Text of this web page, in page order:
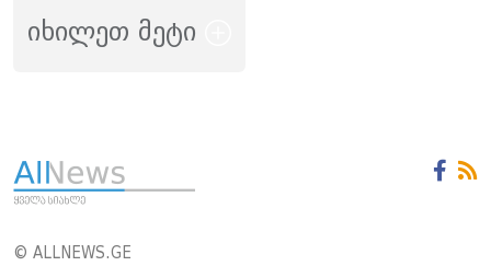
იხილეთ მეტი
© ALLNEWS.GE